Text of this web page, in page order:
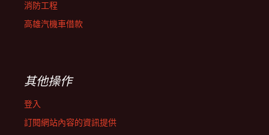
消防工程
高雄汽機車借款
其他操作
登入
訂閱網站內容的資訊提供